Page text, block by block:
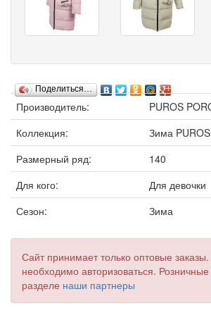
Поделиться…
Производитель:
PUROS
Коллекция:
Зима
Размерный ряд:
140
Для кого:
Для девочки
Сезон:
Зима
Сайт принимает только оптовые
необходимо авторизоваться.
разделе наши партнеры